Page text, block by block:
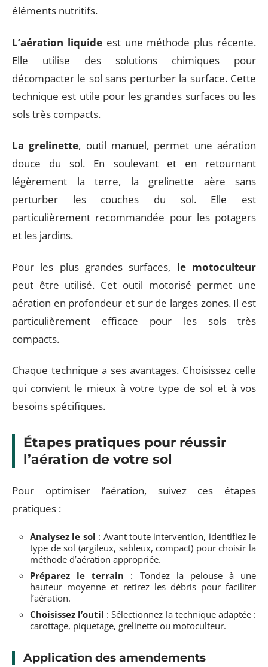
éléments nutritifs.
L’aération liquideest une méthode plus récente.
Elle utilise des solutions chimiques pour
décompacter le sol sans perturber la surface. Cette
technique est utile pour les grandes surfaces ou les
sols très compacts.
La grelinette, outil manuel, permet une aération
douce du sol. En soulevant et en retournant
légèrement la terre, la grelinette aère sans
perturber les couches du sol. Elle est
particulièrement recommandée pour les potagers
et les jardins.
Pour les plus grandes surfaces, le motoculteur
peut être utilisé. Cet outil motorisé permet une
aération en profondeur et sur de larges zones. Il est
particulièrement efficace pour les sols très
compacts.
Chaque technique a ses avantages. Choisissez celle
qui convient le mieux à votre type de sol et à vos
besoins spécifiques.
Étapes pratiques pour réussir
l’aération de votre sol
Pour optimiser l’aération, suivez ces étapes
pratiques :
Analysez le sol : Avant toute intervention, identifiez le
type de sol (argileux, sableux, compact) pour choisir la
méthode d’aération appropriée.
Préparez le terrain : Tondez la pelouse à une
hauteur moyenne et retirez les débris pour faciliter
l’aération.
Choisissez l’outil : Sélectionnez la technique adaptée :
carottage, piquetage, grelinette ou motoculteur.
Application des amendements